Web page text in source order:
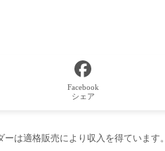
Facebook
シェア
は適格販売により収入を得ています。